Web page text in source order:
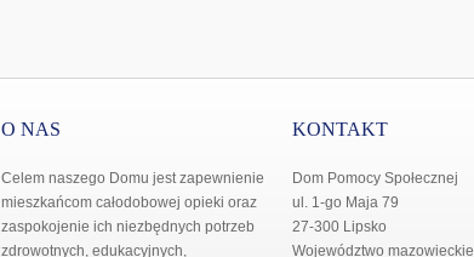
O NAS
Celem naszego Domu jest zapewnienie
mieszkańcom całodobowej opieki oraz
zaspokojenie ich niezbędnych potrzeb
zdrowotnych, edukacyjnych,
KONTAKT
Dom Pomocy Społecznej
ul. 1-go Maja 79
27-300 Lipsko
Województwo mazowieckie